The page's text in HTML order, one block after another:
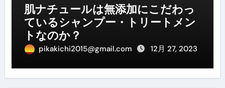
肌ナチュールは無添加にこだわっ
ているシャンプー・トリートメン
トなのか？
pikakichi2015@gmail.com 12月 27, 2023